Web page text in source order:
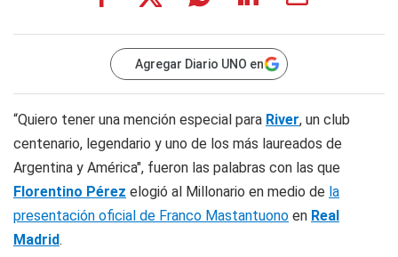
Agregar Diario UNO en
“Quiero tener una mención especial para River, un club
centenario, legendario y uno de los más laureados de
Argentina y América", fueron las palabras con las que
Florentino Pérez elogió al Millonario en medio de la
presentación oficial de Franco Mastantuono en Real
Madrid.